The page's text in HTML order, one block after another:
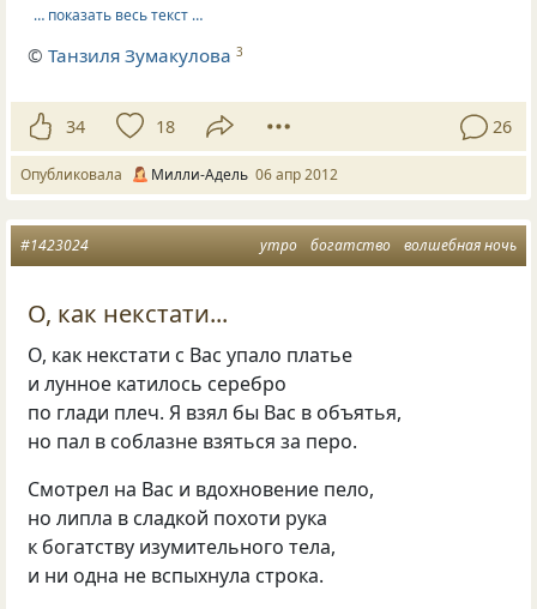
… показать весь текст …
©Танзиля Зумакулова 3
34 18 26
Опубликовала Милли-Адель 06 апр 2012
утро богатство волшебная ночь
#1423024
О, как некстати...
О, как некстати с Вас упало платье
и лунное катилось серебро
по глади плеч. Я взял бы Вас в объятья,
но пал в соблазне взяться за перо.
Смотрел на Вас и вдохновение пело,
но липла в сладкой похоти рука
к богатству изумительного тела,
и ни одна не вспыхнула строка.